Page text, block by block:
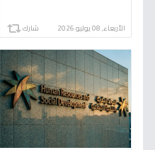
الأربعاء, 08 يوليو 2026 شارك